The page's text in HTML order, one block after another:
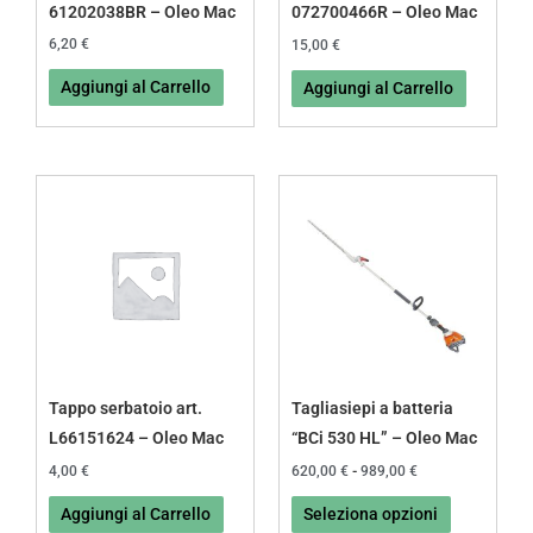
61202038BR – Oleo Mac
6,20 €
Aggiungi al Carrello
072700466R – Oleo Mac
15,00 €
Aggiungi al Carrello
Tappo serbatoio art.
L66151624 – Oleo Mac
4,00 €
Aggiungi al Carrello
Tagliasiepi a batteria
“BCi 530 HL” – Oleo Mac
620,00 € - 989,00 €
989,00 €
Seleziona opzioni
Le
essere